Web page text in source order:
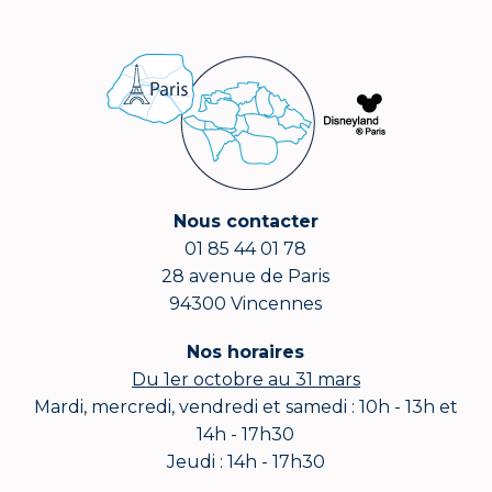
Nous contacter
01 85 44 01 78
28 avenue de Paris
94300 Vincennes
Nos horaires
Du 1er octobre au 31 mars
Mardi, mercredi, vendredi et samedi : 10h - 13h et
14h - 17h30
Jeudi : 14h - 17h30